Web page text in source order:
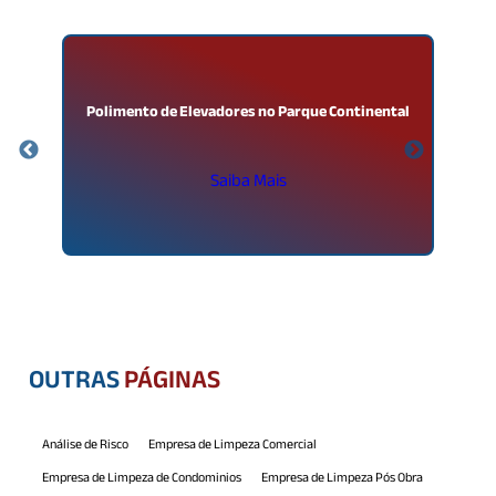
Polimento de Elevadores no Parque Continental
Saiba Mais
OUTRASPÁGINAS
Análise de Risco
Empresa de Limpeza Comercial
Empresa de Limpeza de Condominios
Empresa de Limpeza Pós Obra